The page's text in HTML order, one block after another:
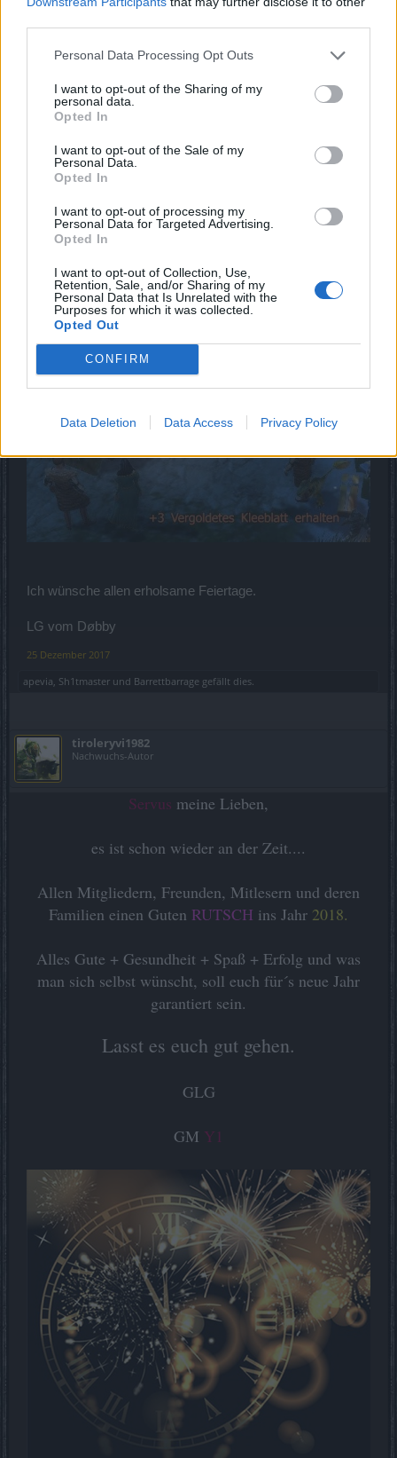
Personal Data Processing Opt Outs
I want to opt-out of the Sharing of my
personal data.
Opted In
I want to opt-out of the Sale of my
Personal Data.
Opted In
I want to opt-out of processing my
Personal Data for Targeted Advertising.
Opted In
I want to opt-out of Collection, Use,
Retention, Sale, and/or Sharing of my
Personal Data that Is Unrelated with the
Purposes for which it was collected.
Opted Out
CONFIRM
Data Deletion Data Access Privacy Policy
Forenkommissar
Geschenk in Kingshill. Was liegt näher, als es an diesem
Tag zu öffnen dachte ich mir und habe mich spät am Abend
noch einmal darum bemüht. Erfolgreich !
Ich wünsche allen erholsame Feiertage.
LG vom Døbby
25 Dezember 2017
apevia Sh1tmaster und Barrettbarrage gefällt dies.
tiroleryvi1982
Nachwuchs-Autor
Servus meine Lieben,
es ist schon wieder an der Zeit....
Allen Mitgliedern, Freunden, Mitlesern und deren
Familien einen Guten RUTSCH ins Jahr 2018.
Alles Gute + Gesundheit + Spaß + Erfolg und was
man sich selbst wünscht, soll euch für´s neue Jahr
garantiert sein.
Lasst es euch gut gehen.
GLG
GM Y1